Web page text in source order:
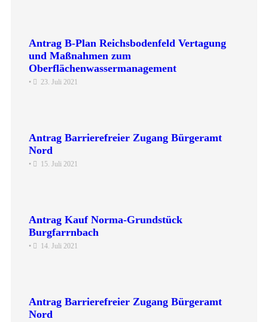
Antrag B-Plan Reichsbodenfeld Vertagung
und Maßnahmen zum
Oberflächenwassermanagement
• 23. Juli 2021
Antrag Barrierefreier Zugang Bürgeramt
Nord
• 15. Juli 2021
Antrag Kauf Norma-Grundstück
Burgfarrnbach
• 14. Juli 2021
Antrag Barrierefreier Zugang Bürgeramt
Nord